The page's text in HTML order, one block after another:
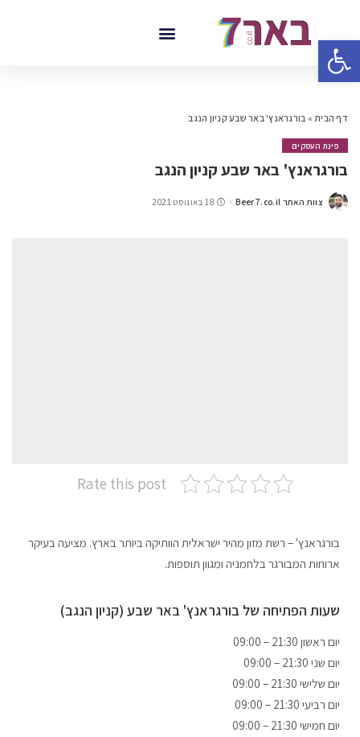
פתח סרגל נגישות
דף הבית» בורגראנץ' באר שבע קניון הנגב
פינת העסקים
בורגראנץ' באר שבע קניון הנגב
צוות האתר Beer7.co.il 18 באוגוסט 2021
Rate this post
בורגראנץ' – רשת מזון מהיר ישראלית הוותיקה ביותר בארץ. מציעה בעיקר
ארוחות המבורגר בלחמניה ומגוון תוספות.
שעות הפתיחה של בורגראנץ' באר שבע (קניון הנגב)
09:00 – 21:30 יום ראשון
09:00 – 21:30 יום שני
09:00 – 21:30 יום שלישי
09:00 – 21:30 יום רביעי
09:00 – 21:30 יום חמישי